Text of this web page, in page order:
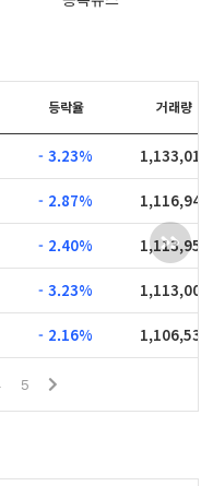
등락율 거래량
- 3.23% 1,133,011
- 2.87% 1,116,948
- 2.40% 1,113,956
- 3.23% 1,113,004
- 2.16% 1,106,532
5